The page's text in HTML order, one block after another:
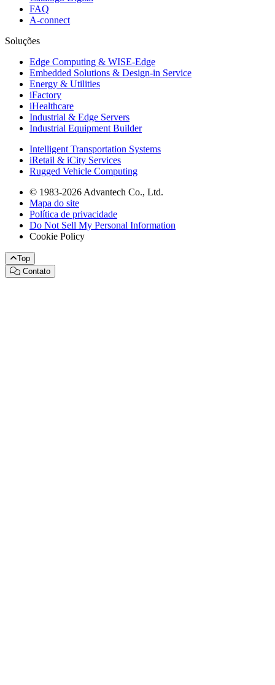
FAQ
A-connect
Soluções
Edge Computing & WISE-Edge
Embedded Solutions & Design-in Service
Energy & Utilities
iFactory
iHealthcare
Industrial & Edge Servers
Industrial Equipment Builder
Intelligent Transportation Systems
iRetail & iCity Services
Rugged Vehicle Computing
© 1983-2026 Advantech Co., Ltd.
Mapa do site
Política de privacidade
Do Not Sell My Personal Information
Cookie Policy
Top
Contato